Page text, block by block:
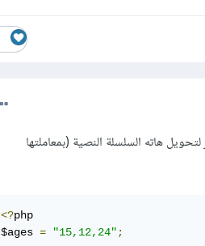
بجانب ما اقترحه المدرب حسن يمكنك الاستعانة بالوظيفة json_decode لتحويل هاته السلسلة النصية (بمعاملتها
<?php
$ages = "15,12,24" ;